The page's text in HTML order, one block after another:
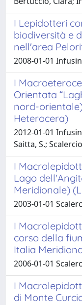
I Lepidotteri
biodiversità e
nell'area
2008-01-01
I
Orientata
nord-
Heterocera)
2012-01-01
Saitta, S.;
I
Lago
Meridionale)
2003-01-01
I
corso della
Italia
2006-01-01
I
di Monte